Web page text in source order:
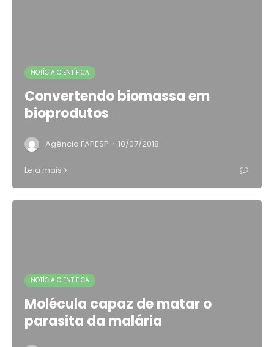
NOTÍCIA CIENTÍFICA
Convertendo biomassa em
bioprodutos
Agência FAPESP · 10/07/2018
Leia mais
NOTÍCIA CIENTÍFICA
Molécula capaz de matar o
parasita da malária